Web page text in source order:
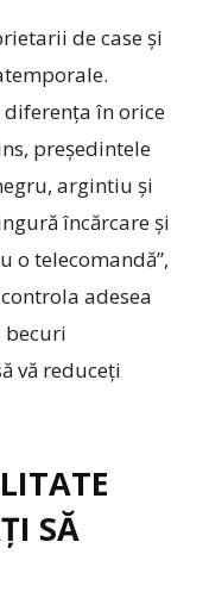
de case și
diferența în orice
președintele
argintiu și
încărcare și
o telecomandă”,
adesea
vă reduceți
SĂ